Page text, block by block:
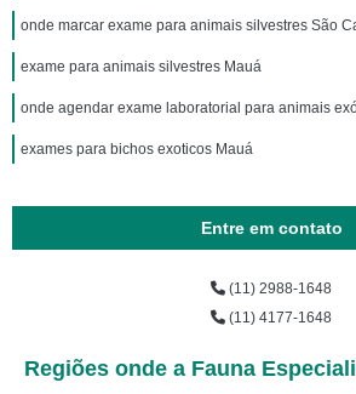
onde marcar exame para animais silvestres São
exame para animais silvestres Mauá
onde agendar exame laboratorial para animais
exames para bichos exoticos Mauá
Entre em contato
(11) 2988-1648
(11) 4177-1648
Regiões onde a Fauna